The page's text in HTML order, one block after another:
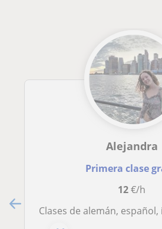
Alejandra
Primera clase
12€/h
Clases de alemán, español, ingles y matemáticas